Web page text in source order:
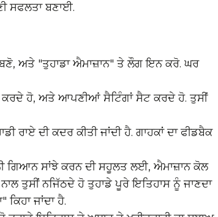
ਸਫਲਤਾ ਬਣਾਈ.
ਅਤੇ "ਤੁਹਾਡਾ ਐਮਾਜ਼ਾਨ" ਤੇ ਲੌਗ ਇਨ ਕਰੋ. ਘਰ
ਹੋ, ਅਤੇ ਆਪਣੀਆਂ ਸੈਟਿੰਗਾਂ ਸੈਟ ਕਰਦੇ ਹੋ. ਤੁਸੀਂ
ਦੀ ਕਦਰ ਕੀਤੀ ਜਾਂਦੀ ਹੈ. ਗਾਹਕਾਂ ਦਾ ਫੀਡਬੈਕ
ਗਿਆਨ ਸਾਂਝੇ ਕਰਨ ਦੀ ਸਹੂਲਤ ਲਈ, ਐਮਾਜ਼ਾਨ ਕੋਲ
ਤੁਸੀਂ ਨਜਿੱਠਦੇ ਹੋ ਤੁਹਾਡੇ ਪੂਰੇ ਇਤਿਹਾਸ ਨੂੰ ਜਾਣਦਾ
ਜਾਂਦਾ ਹੈ.